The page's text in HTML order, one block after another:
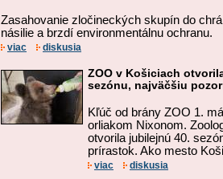
Zasahovanie zločineckých skupín do
násilie a brzdí environmentálnu ochranu.
viac diskusia
ZOO v Košiciach
sezónu, najväčšiu
Kľúč od brány ZOO 1.
orliakom Nixonom.
otvorila jubilejnú 40.
prírastok. Ako mesto
viac diskusia